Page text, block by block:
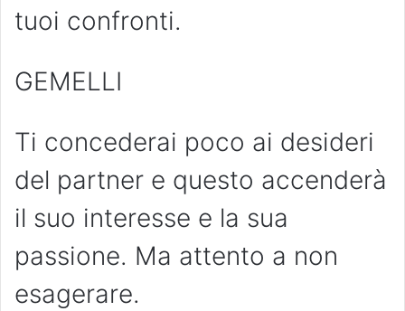
tuoi confronti.
GEMELLI
Ti concederai poco ai desideri
del partner e questo accenderà
il suo interesse e la sua
passione. Ma attento a non
esagerare.